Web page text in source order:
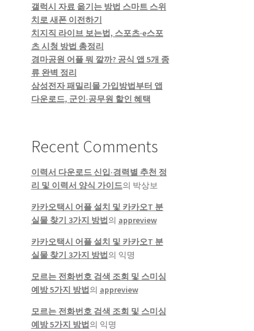
갤럭시 자료 옮기는 방법 스마트 스위
치로 새폰 이전하기
치지직 라이브 보는법, 스포츠·e스포
츠 시청 방법 총정리
경마공원 어플 뭐 깔까? 공식 앱 5개 종
류 완벽 정리
삼성전자 패밀리몰 가입방법부터 앱
다운로드, 군인·공무원 할인 혜택
Recent Comments
이력서 다운로드 신입·경력별 추천 정
리 및 이력서 양식 가이드의 박상보
카카오택시 어플 설치 및 카카오T 분
실물 찾기 3가지 방법 의 appreview
카카오택시 어플 설치 및 카카오T 분
실물 찾기 3가지 방법 의 익명
모르는 전화번호 검색 조회 및 스미싱
예방 5가지 방법 의 appreview
모르는 전화번호 검색 조회 및 스미싱
예방 5가지 방법 의 익명